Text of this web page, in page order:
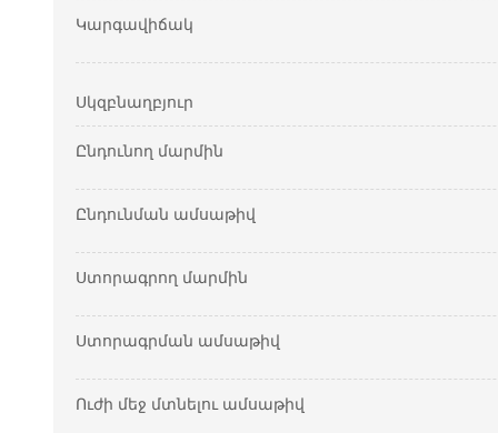
Կարգավիճակ
Սկզբնաղբյուր
Ընդունող մարմին
Ընդունման ամսաթիվ
Ստորագրող մարմին
Ստորագրման ամսաթիվ
Ուժի մեջ մտնելու ամսաթիվ